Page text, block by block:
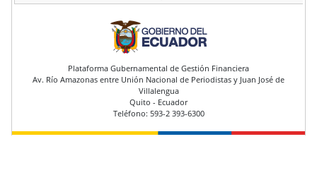
pie de página
Plataforma Gubernamental de Gestión Financiera
Av. Río Amazonas entre Unión Nacional de Periodistas y Juan José de
Villalengua
Quito - Ecuador
Teléfono: 593-2 393-6300